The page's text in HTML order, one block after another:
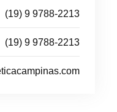
(19) 9 9788-2213
(19) 9 9788-2213